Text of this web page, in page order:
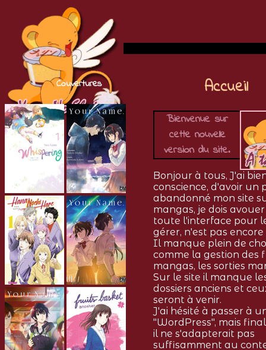
Couvertures Accueil
Bienvenue sur
cette nouvelle
version du site.
Bonjour à tous, J'ai
conscience, d'avoir un
abandonné mon site
mangas, je dois
toute l'interface pour
gérer, n'est pas
Il manque plein de
comme la gestion des
mangas, les sorties
Sur le site il manque
dossiers anciens et
seront à venir.
J'ai hésité à passer à
"WordPress", mais
il ne s'adapterait pas
suffisamment au